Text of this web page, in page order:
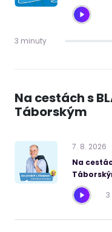
3 minuty
Na cestách s
Táborským
7. 8. 2026
Na